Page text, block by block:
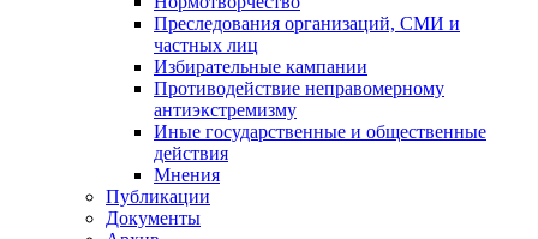
Преследования организаций, СМИ и
частных лиц
Избирательные кампании
Противодействие неправомерному
антиэкстремизму
Иные государственные и общественные
действия
Мнения
Публикации
Документы